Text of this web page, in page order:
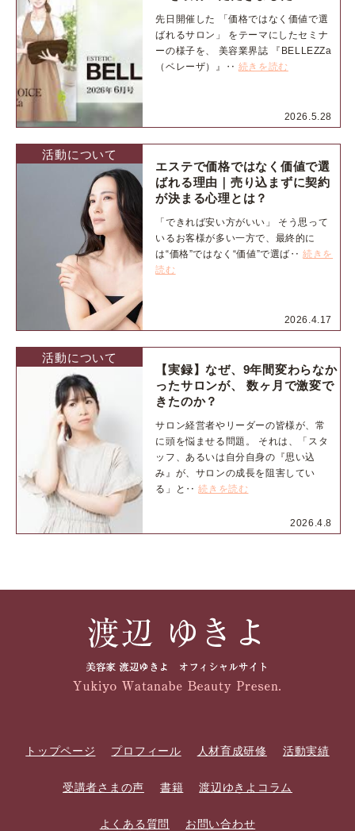
2026.5.28
先日開催した 「価格ではなく価値で選
ばれるサロン」 をテーマにしたセミナ
ーの様子を、 美容業界誌 『BELLEZZa
（ベレーザ）』‥ 続きを読む
活動について
2026.4.17
エステで価格ではなく価値で選
ばれる理由｜売り込まずに契約
が決まる心理とは？
「できれば安い方がいい」 そう思って
いるお客様が多い一方で、最終的に
は“価格”ではなく“価値”で選ば‥続きを
読む
活動について
2026.4.8
【実録】なぜ、9年間変わらなか
ったサロンが、 数ヶ月で激変で
きたのか？
サロン経営者やリーダーの皆様が、常
に頭を悩ませる問題。 それは、「スタ
ッフ、あるいは自分自身の『思い込
み』が、サロンの成長を阻害してい
る」と‥続きを読む
トップページ プロフィール 人材育成研修 活動実績
受講者さまの声 書籍 渡辺ゆきよコラム
よくある質問 お問い合わせ